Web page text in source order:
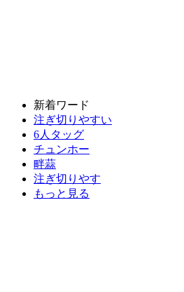
新着ワード
注ぎ切りやすい
6人タッグ
チュンホー
畔蒜
注ぎ切りやす
もっと見る